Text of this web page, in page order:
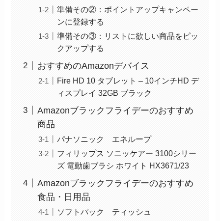
準備その②：ポイントアップキャンペー
ンに登録する
準備その③：リストに欲しい商品をピッ
クアップする
おすすめのAmazonデバイス
Fire HD 10 タブレット – 10インチHD デ
ィスプレイ 32GB ブラック
Amazonブラックフライデーのおすすめ
商品
パナソニック エネループ
フィリップス ソニッケアー 3100シリー
ズ 電動歯ブラシ ホワイト HX3671/23
Amazonブラックフライデーのおすすめ
食品・日用品
ソフトパック ティッシュ